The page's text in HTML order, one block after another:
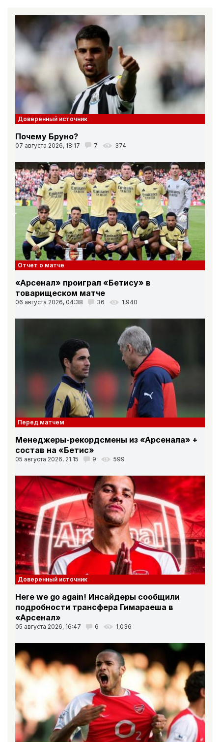
Доверенный источник
Почему Бруно?
07 августа 2026, 18:17 7 374
Отчет о матче
«Арсенал» проиграл «Бетису» в
товарищеском матче
06 августа 2026, 04:38 36 1,940
Перед матчем
Менеджеры-рекордсмены из «Арсенала» +
состав на «Бетис»
05 августа 2026, 21:15 9 599
Доверенный источник
Here we go again! Инсайдеры сообщили
подробности трансфера Гимараеша в
«Арсенал»
05 августа 2026, 16:47 6 1,036